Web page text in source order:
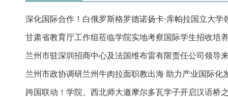
深化国际合作！白俄罗斯格罗德诺扬卡·库帕拉国立大学
来校参...
甘肃省教育厅工作组莅临学院实地考察国际学生招收培
工作
兰州市驻深圳招商中心及法国维布雷有限责任公司领导
察交流
兰州市政协调研兰州牛肉拉面职教出海 助力产业国际化
跨国联动！学院、西北师大邀摩尔多瓦学子开启汉语桥